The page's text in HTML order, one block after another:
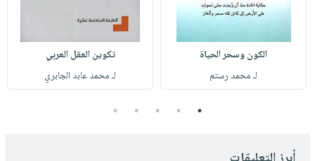
الكون وسحر الحياة
لـ محمد رستم
تكوين العقل العربي
لـ محمد عابد الجابري
1
2
3
4
5